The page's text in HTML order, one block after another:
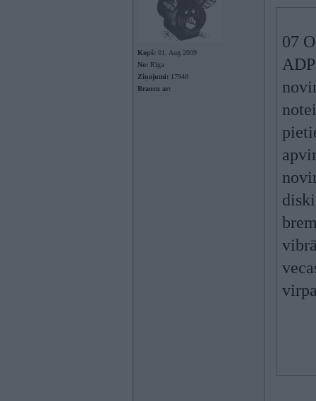
Kopš: 01. Aug 2009
No: Rīga
Ziņojumi: 17948
Braucu ar:
07